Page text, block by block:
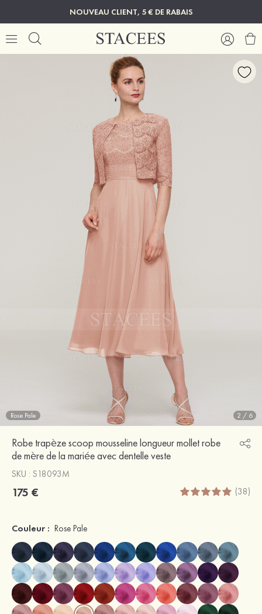
NOUVEAU CLIENT, 5 € DE RABAIS
Rose Pale 2 / 6
Robe trapèze scoop mousseline longueur mollet robe
de mère de la mariée avec dentelle veste
SKU : S18093M
175 € (38)
Couleur : Rose Pale